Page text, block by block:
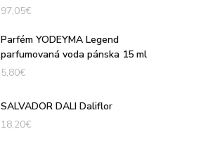
97,05€
Parfém YODEYMA Legend
parfumovaná voda pánska 15 ml
5,80€
SALVADOR DALI Daliflor
18,20€